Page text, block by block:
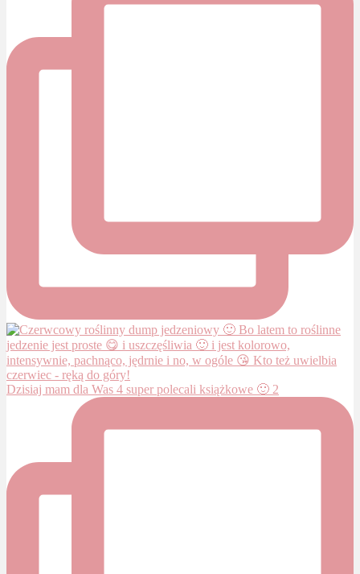
Dzisiaj mam dla Was 4 super polecali książkowe 🙂 2